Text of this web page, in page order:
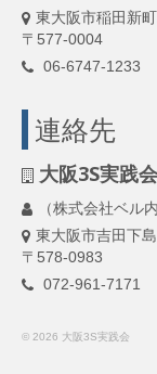
東大阪市稲田新
〒577-0004
06-6747-1233
連絡先
大阪3S実践
（株式会社ベル内
東大阪市吉田下
〒578-0983
072-961-7171
© 2026 大阪3S実践会